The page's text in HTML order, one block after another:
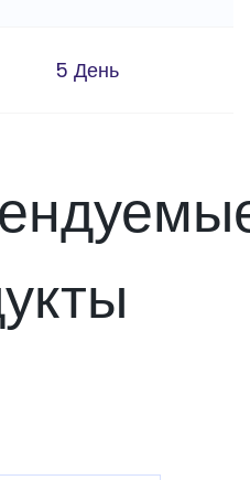
5 День